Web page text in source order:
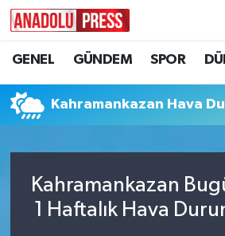
GENEL GÜNDEM SPOR
Kahramankazan Hava
Kahramankazan
1 Haftalık Hava
Nöbetçi Eczaneler
Hava Durumu
Trafik Durumu